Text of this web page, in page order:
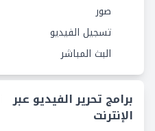
صور
تسجيل الفيديو
البث المباشر
برامج تحرير الفيديو عبر
الإنترنت